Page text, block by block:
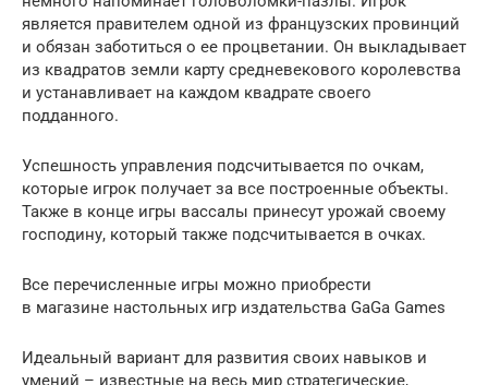
является правителем одной из французских провинций
и обязан заботиться о ее процветании. Он выкладывает
из квадратов земли карту средневекового королевства
и устанавливает на каждом квадрате своего
подданного.
Успешность управления подсчитывается по очкам,
которые игрок получает за все построенные объекты.
Также в конце игры вассалы принесут урожай своему
господину, который также подсчитывается в очках.
Все перечисленные игры можно приобрести
в магазине настольных игр издательства GaGa Games
Идеальный вариант для развития своих навыков и
умений – известные на весь мир стратегические,